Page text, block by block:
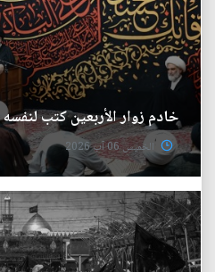
خادم زوار الأربعين كتب
الخميس 06 آب 2026